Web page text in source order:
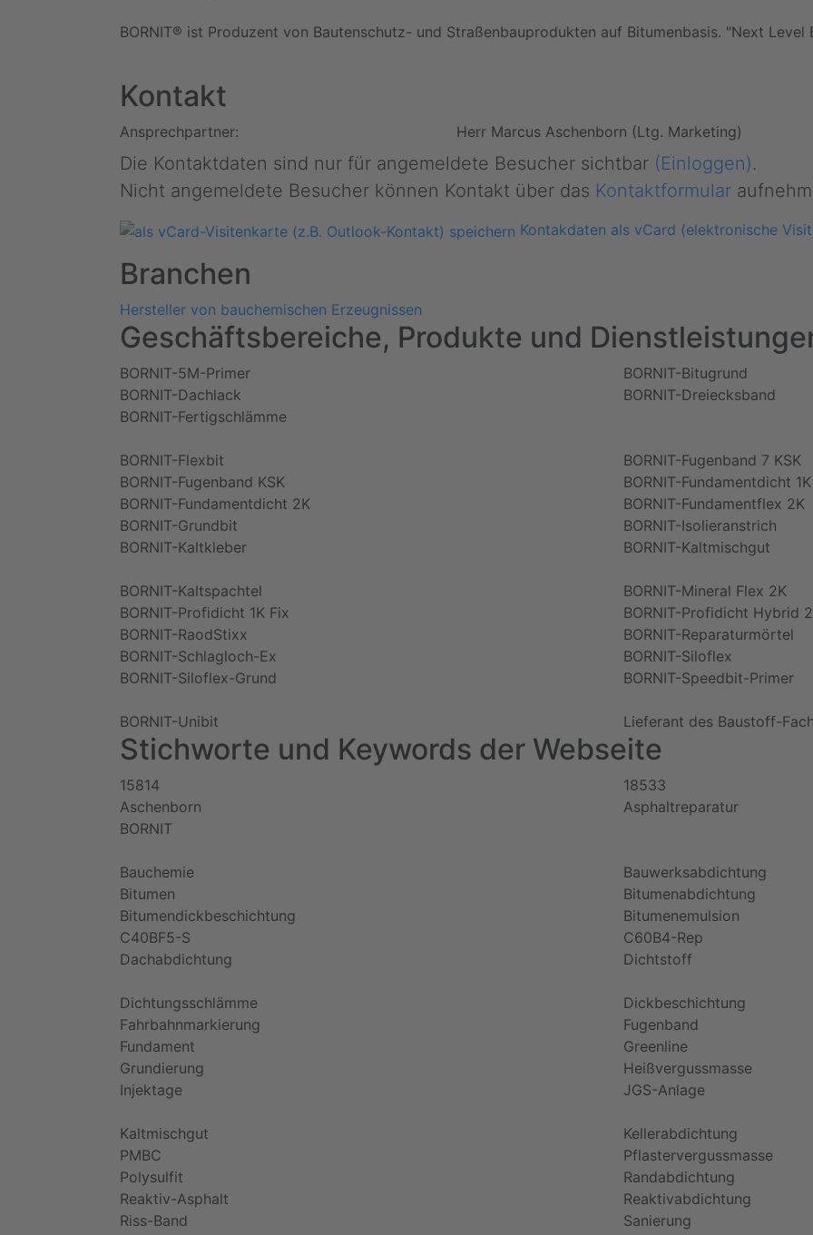
BORNIT® ist Produzent von Bautenschutz- und Straßenbauprodukten auf Bitumenbasis. "Next Level
Kontakt
Ansprechpartner: Herr Marcus Aschenborn (Ltg. Marketing)
Die Kontaktdaten sind nur für angemeldete Besucher sichtbar (Einloggen).
Nicht angemeldete Besucher können Kontakt über das Kontaktformular
Kontakdaten als vCard (elektronische
Branchen
Hersteller von bauchemischen Erzeugnissen
Geschäftsbereiche, Produkte und
BORNIT-5M-Primer
BORNIT-Bitugrund
BORNIT-Dachlack
BORNIT-Dreiecksband
BORNIT-Fertigschlämme
BORNIT-Flexbit
BORNIT-Fugenband 7 KSK
BORNIT-Fugenband KSK
BORNIT-Fundamentdicht 1K
BORNIT-Fundamentdicht 2K
BORNIT-Fundamentflex 2K
BORNIT-Grundbit
BORNIT-Isolieranstrich
BORNIT-Kaltkleber
BORNIT-Kaltmischgut
BORNIT-Kaltspachtel
BORNIT-Mineral Flex 2K
BORNIT-Profidicht 1K Fix
BORNIT-Profidicht Hybrid
BORNIT-RaodStixx
BORNIT-Reparaturmörtel
BORNIT-Schlagloch-Ex
BORNIT-Siloflex
BORNIT-Siloflex-Grund
BORNIT-Speedbit-Primer
BORNIT-Unibit Lieferant des Baustoff-
Stichworte und Keywords der Webseite
15814
18533
Aschenborn
Asphaltreparatur
BORNIT
Bauchemie
Bauwerksabdichtung
Bitumen
Bitumenabdichtung
Bitumendickbeschichtung
Bitumenemulsion
C40BF5-S
C60B4-Rep
Dachabdichtung
Dichtstoff
Dichtungsschlämme
Dickbeschichtung
Fahrbahnmarkierung
Fugenband
Fundament
Greenline
Grundierung
Heißvergussmasse
Injektage
JGS-Anlage
Kaltmischgut
Kellerabdichtung
PMBC
Pflastervergussmasse
Polysulfit
Randabdichtung
Reaktiv-Asphalt
Reaktivabdichtung
Riss-Band
Sanierung